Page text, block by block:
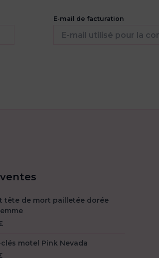
E-mail de facturation
tête de mort pailletée dorée
motel Pink Nevada